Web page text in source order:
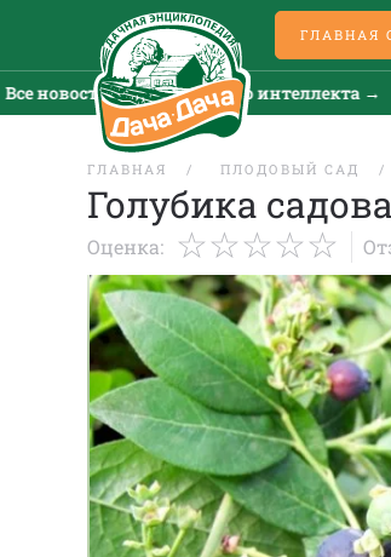
ГЛАВНАЯ
искусственного интеллекта →
ГЛАВНАЯ ПЛОДОВЫЙ САД
Голубика
Оценка: